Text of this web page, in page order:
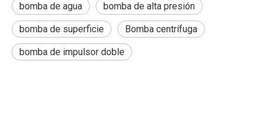
bomba de agua bomba de alta presión
bomba de superficie Bomba centrífuga
bomba de impulsor doble